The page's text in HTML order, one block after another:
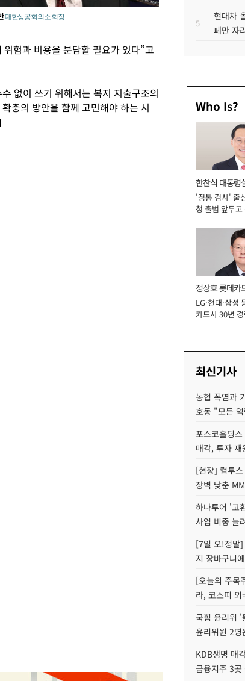
대한상공회의소 회장.
험과 비용을 분담할 필요가 있다”고
없이 쓰기 위해서는 복지 지출구조의
충의 방안을 함께 고민해야 하는 시
5
현대차
페만 자
Who Is?
한찬식 대통령
서관
'정통 검사' 출
청 출범 앞두
정상호 롯데카
장
LG·현대·삼성
카드사 30년
최신기사
농협 폭염과
호동 "모든
포스코홀딩
매각, 투자
[현장] 컴투
장벽 낮춘
하나투어 '고
사업 비중 늘
[7일 오!정말]
지 장바구니
[오늘의 주목
라, 코스피 외
국힘 윤리위 '
윤리위원 2명
KDB생명 매
금융지주 3곳